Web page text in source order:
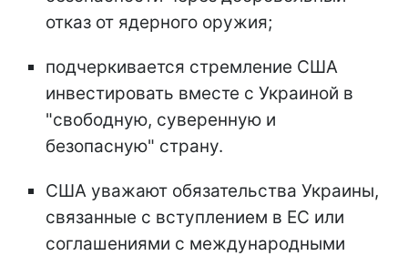
отказ от ядерного оружия;
подчеркивается стремление США
инвестировать вместе с Украиной в
"свободную, суверенную и
безопасную" страну.
США уважают обязательства Украины,
связанные с вступлением в ЕС или
соглашениями с международными